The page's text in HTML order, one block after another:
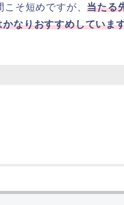
こそ短めですが、当たる
なりおすすめしていま